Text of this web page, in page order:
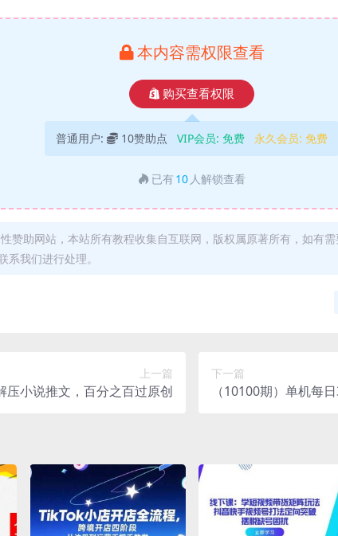
本内容需权限查看
购买查看权限
普通用户: 10赞助点 VIP会员: 免费 永久会员: 免费
已有 10 人解锁查看
赞助网站，本站所有教程收集自互联网，版权属原著所有，如有
系我们进行处理。
上一篇
压小说推文，百分之百过原创
下一篇
（10100期）单机每